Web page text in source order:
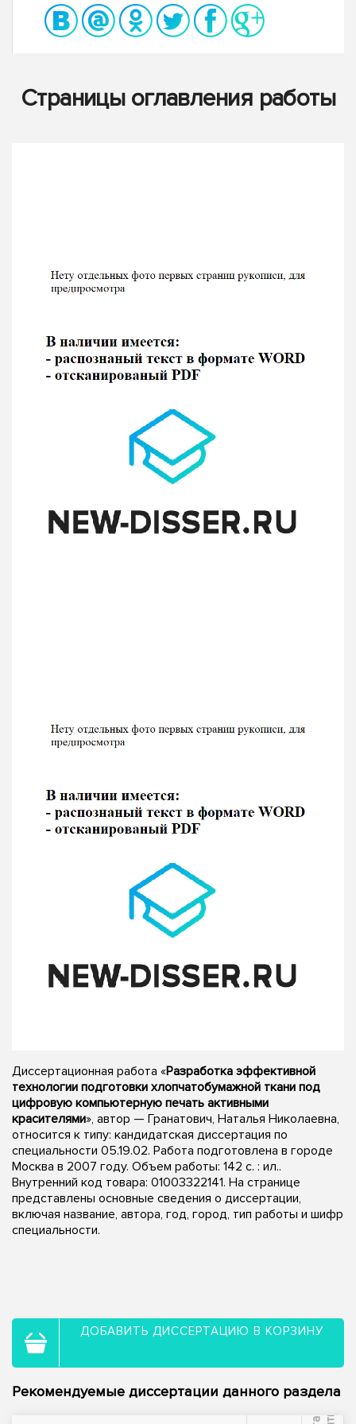
Страницы оглавления работы
Диссертационная работа «Разработка эффективной
технологии подготовки хлопчатобумажной ткани под
цифровую компьютерную печать активными
красителями», автор — Гранатович, Наталья Николаевна,
относится к типу: кандидатская диссертация по
специальности 05.19.02. Работа подготовлена в городе
Москва в 2007 году. Объем работы: 142 с. : ил..
Внутренний код товара: 01003322141. На странице
представлены основные сведения о диссертации,
включая название, автора, год, город, тип работы и шифр
специальности.
ДОБАВИТЬ ДИССЕРТАЦИЮ В КОРЗИНУ
Рекомендуемые диссертации данного раздела